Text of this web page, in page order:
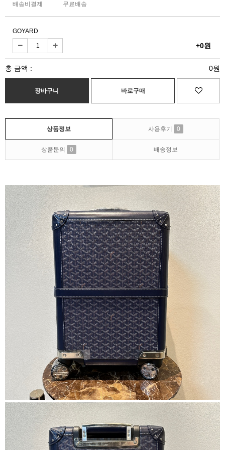
배송비결제 무료배송
GOYARD
+0원
총 금액 : 0원
상품정보 사용후기 0
상품문의 0 배송정보